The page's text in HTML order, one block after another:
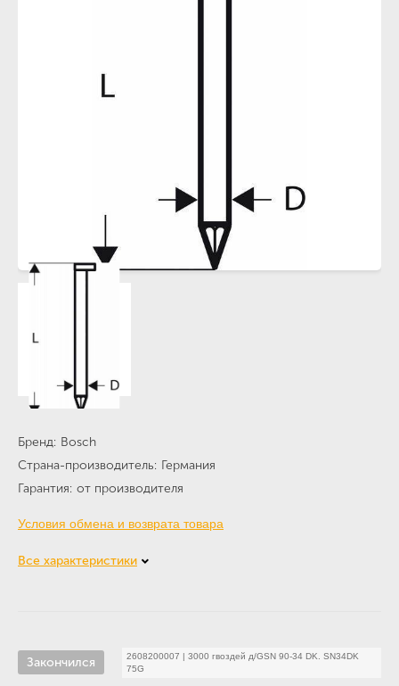
Бренд Bosch
Страна-производитель Германия
Гарантия от производителя
Условия обмена и возврата товара
Все характеристики
Закончился 2608200007 | 3000 гвоздей д/GSN 90-34 DK. SN34DK
75G